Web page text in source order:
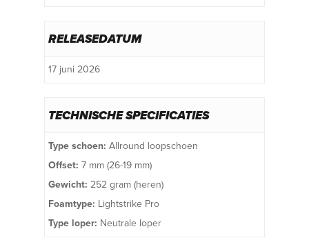
RELEASEDATUM
17 juni 2026
TECHNISCHE SPECIFICATIES
Type schoen: Allround loopschoen
Offset: 7 mm (26-19 mm)
Gewicht: 252 gram (heren)
Foamtype: Lightstrike Pro
Type loper: Neutrale loper